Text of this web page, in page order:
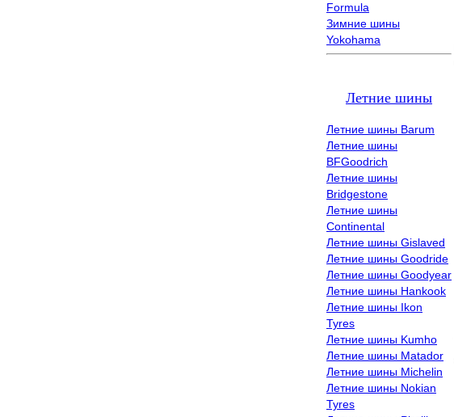
Formula
Зимние шины
Yokohama
Летние шины
Летние шины Barum
Летние шины
BFGoodrich
Летние шины
Bridgestone
Летние шины
Continental
Летние шины Gislaved
Летние шины Goodride
Летние шины Goodyear
Летние шины Hankook
Летние шины Ikon
Tyres
Летние шины Kumho
Летние шины Matador
Летние шины Michelin
Летние шины Nokian
Tyres